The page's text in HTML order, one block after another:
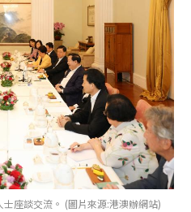
座談交流。 (圖片來源:港澳辦網站)